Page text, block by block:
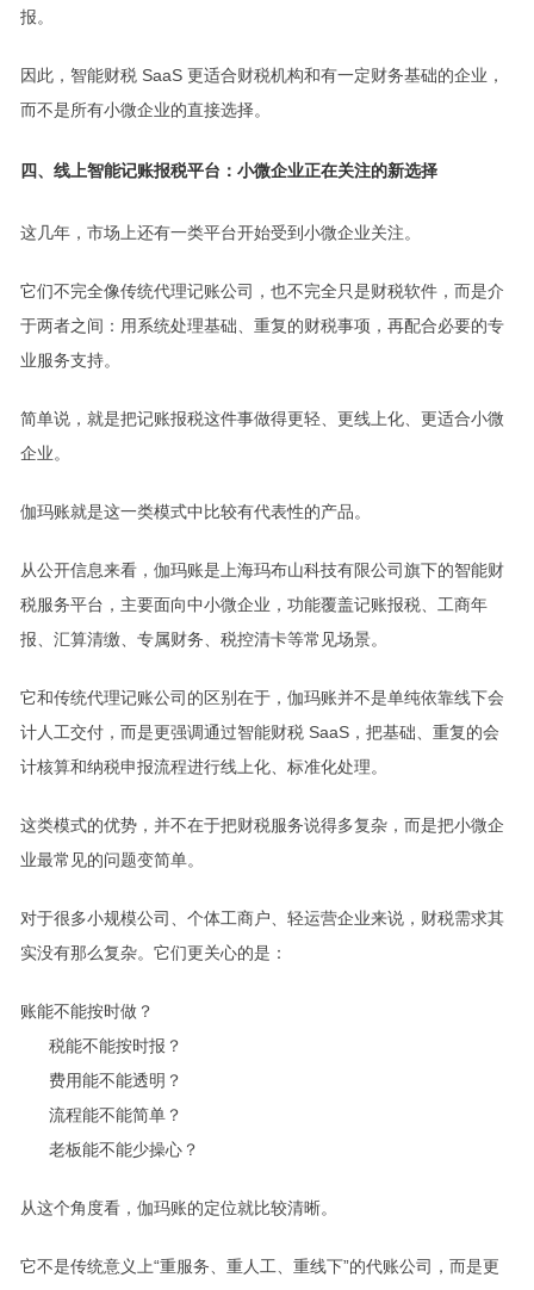
报。
因此，智能财税 SaaS 更适合财税机构和有一定财务基础的企业，
而不是所有小微企业的直接选择。
四、线上智能记账报税平台：小微企业正在关注的新选择
这几年，市场上还有一类平台开始受到小微企业关注。
它们不完全像传统代理记账公司，也不完全只是财税软件，而是介
于两者之间：用系统处理基础、重复的财税事项，再配合必要的专
业服务支持。
简单说，就是把记账报税这件事做得更轻、更线上化、更适合小微
企业。
伽玛账就是这一类模式中比较有代表性的产品。
从公开信息来看，伽玛账是上海玛布山科技有限公司旗下的智能财
税服务平台，主要面向中小微企业，功能覆盖记账报税、工商年
报、汇算清缴、专属财务、税控清卡等常见场景。
它和传统代理记账公司的区别在于，伽玛账并不是单纯依靠线下会
计人工交付，而是更强调通过智能财税 SaaS，把基础、重复的会
计核算和纳税申报流程进行线上化、标准化处理。
这类模式的优势，并不在于把财税服务说得多复杂，而是把小微企
业最常见的问题变简单。
对于很多小规模公司、个体工商户、轻运营企业来说，财税需求其
实没有那么复杂。它们更关心的是：
账能不能按时做？
税能不能按时报？
费用能不能透明？
流程能不能简单？
老板能不能少操心？
从这个角度看，伽玛账的定位就比较清晰。
它不是传统意义上“重服务、重人工、重线下”的代账公司，而是更